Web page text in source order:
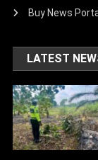
Buy News
LATEST